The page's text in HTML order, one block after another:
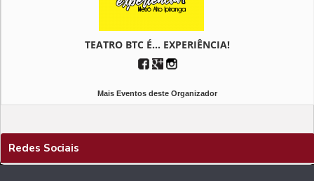
TEATRO BTC É... EXPERIÊNCIA!
Mais Eventos deste Organizador
Redes Sociais